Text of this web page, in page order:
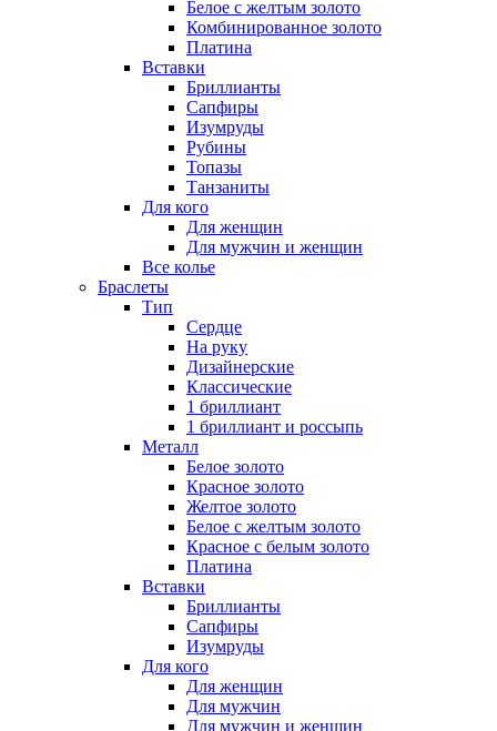
Белое с желтым золото
Комбинированное золото
Платина
Вставки
Бриллианты
Сапфиры
Изумруды
Рубины
Топазы
Танзаниты
Для кого
Для женщин
Для мужчин и женщин
Все колье
Браслеты
Тип
Сердце
На руку
Дизайнерские
Классические
1 бриллиант
1 бриллиант и россыпь
Металл
Белое золото
Красное золото
Желтое золото
Белое с желтым золото
Красное с белым золото
Платина
Вставки
Бриллианты
Сапфиры
Изумруды
Для кого
Для женщин
Для мужчин
Для мужчин и женщин